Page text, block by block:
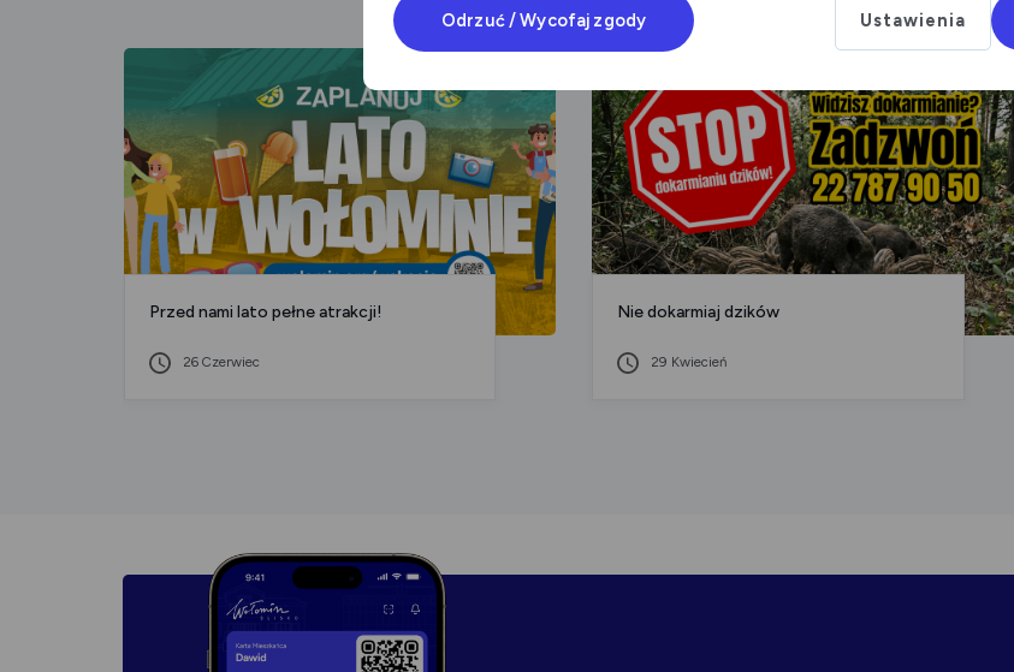
Przed nami lato pełne atrakcji!
26 Czerwiec
Nie dokarmiaj dzików
29 Kwiecień
Odrzuć / Wycofaj zgody Ustawienia